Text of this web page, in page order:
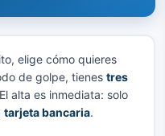
elige cómo quieres
de golpe, tienes tres
alta es inmediata: solo
tarjeta bancaria.